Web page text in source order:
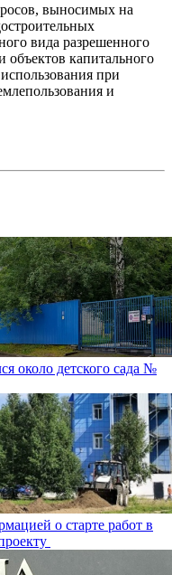
выносимых на
вида разрешенного
объектов капитального
при
и
около детского сада №
о старте работ в